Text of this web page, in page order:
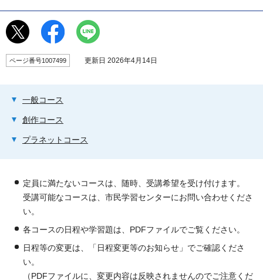
ページ番号1007499 更新日 2026年4月14日
一般コース
創作コース
プラネットコース
定員に満たないコースは、随時、受講希望を受け付けます。
受講可能なコースは、市民学習センターにお問い合わせくださ
い。
各コースの日程や学習題は、PDFファイルでご覧ください。
日程等の変更は、「日程変更等のお知らせ」でご確認くださ
い。
（PDFファイルに、変更内容は反映されませんのでご注意くだ